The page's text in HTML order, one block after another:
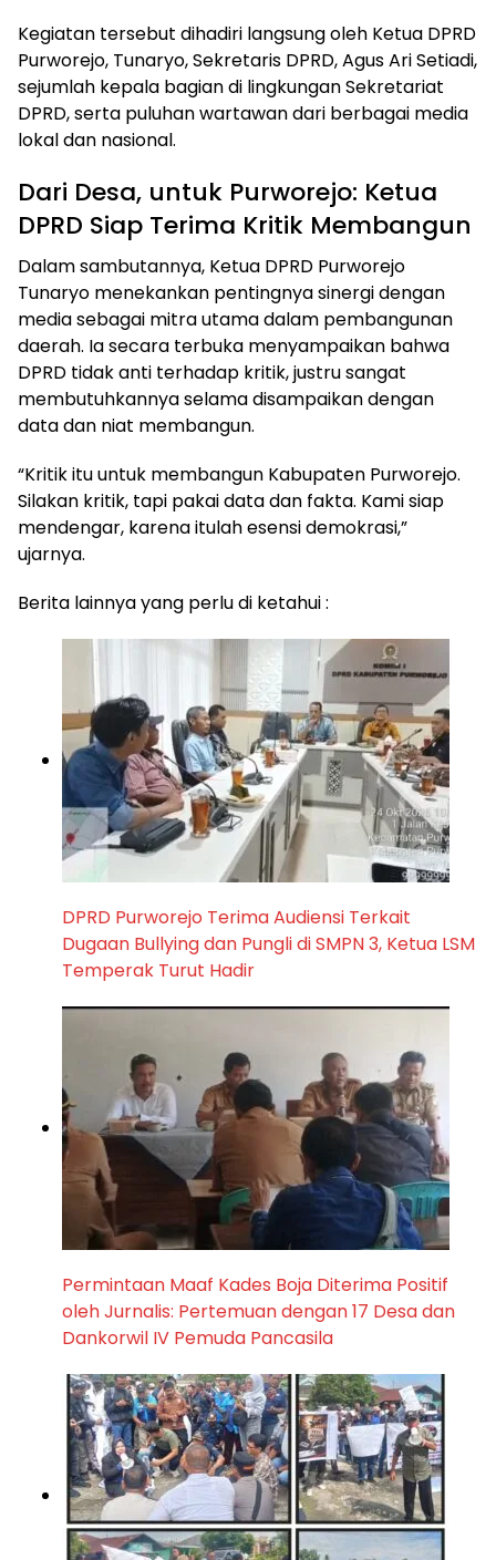
Kegiatan tersebut dihadiri langsung oleh Ketua DPRD
Purworejo, Tunaryo, Sekretaris DPRD, Agus Ari Setiadi,
sejumlah kepala bagian di lingkungan Sekretariat
DPRD, serta puluhan wartawan dari berbagai media
lokal dan nasional.
Dari Desa, untuk Purworejo: Ketua
DPRD Siap Terima Kritik Membangun
Dalam sambutannya, Ketua DPRD Purworejo
Tunaryo menekankan pentingnya sinergi dengan
media sebagai mitra utama dalam pembangunan
daerah. Ia secara terbuka menyampaikan bahwa
DPRD tidak anti terhadap kritik, justru sangat
membutuhkannya selama disampaikan dengan
data dan niat membangun.
“Kritik itu untuk membangun Kabupaten Purworejo.
Silakan kritik, tapi pakai data dan fakta. Kami siap
mendengar, karena itulah esensi demokrasi,”
ujarnya.
Berita lainnya yang perlu di ketahui :
DPRD Purworejo Terima Audiensi Terkait
Dugaan Bullying dan Pungli di SMPN 3, Ketua LSM
Temperak Turut Hadir
Permintaan Maaf Kades Boja Diterima Positif
oleh Jurnalis: Pertemuan dengan 17 Desa dan
Dankorwil IV Pemuda Pancasila